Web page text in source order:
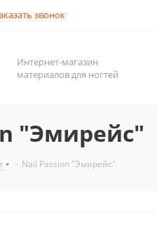
звонок
Интернет-магазин
материалов для ногтей
"Эмирейс"
- Nail Passion "Эмирейс"